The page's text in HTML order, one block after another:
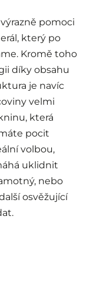
pomoci
který po
Kromě toho
díky obsahu
je navíc
velmi
která
pocit
volbou,
uklidnit
nebo
osvěžující